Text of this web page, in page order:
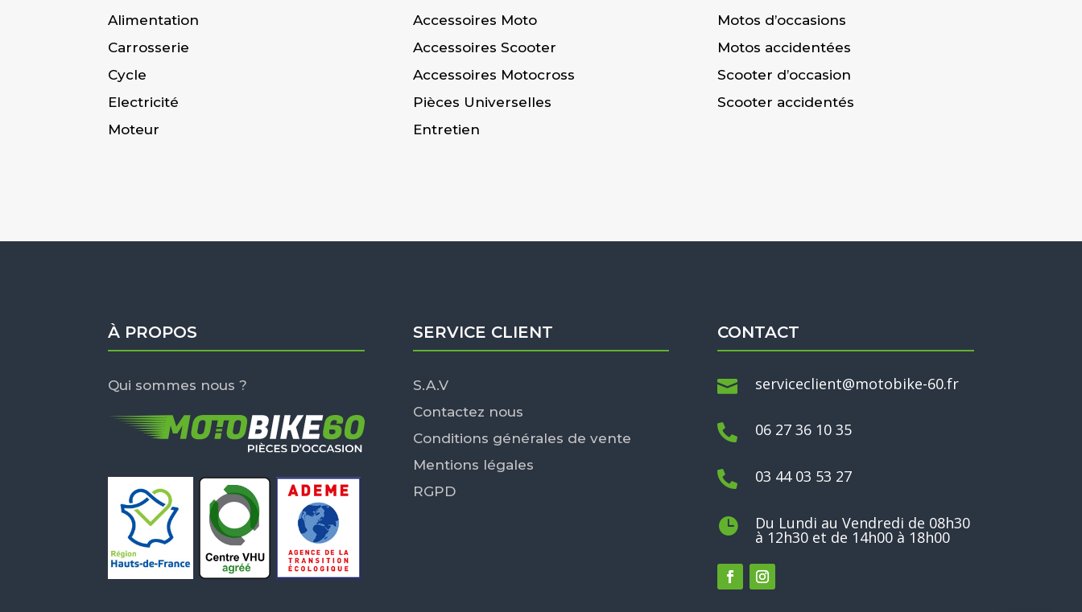
Alimentation
Carrosserie
Cycle
Electricité
Moteur
Accessoires Moto
Accessoires Scooter
Accessoires Motocross
Pièces Universelles
Entretien
Motos d’occasions
Motos accidentées
Scooter d’occasion
Scooter accidentés
À PROPOS
Qui sommes nous ?
SERVICE CLIENT
S.A.V
Contactez nous
Conditions générales de vente
Mentions légales
RGPD
CONTACT
 serviceclient@motobike-60.fr
 06 27 36 10 35
 03 44 03 53 27
 Du Lundi au Vendredi de 08h30
à 12h30 et de 14h00 à 18h00